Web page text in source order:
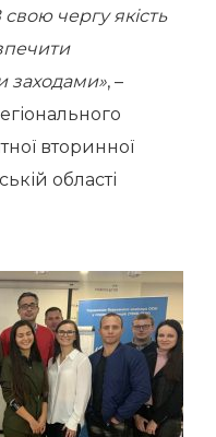
чергу якість
заходами», –
вторинної
області